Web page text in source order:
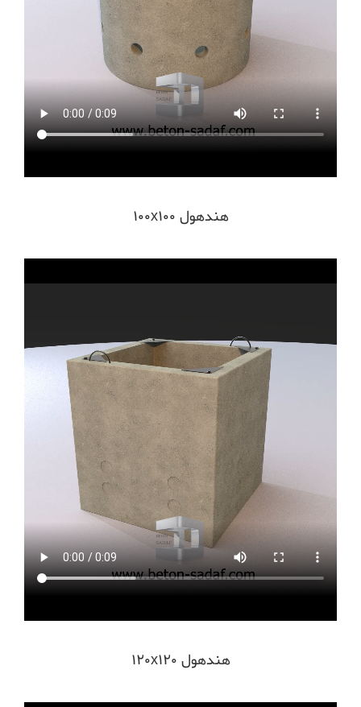
هندهول ۱۰۰x100
هندهول ۱۲۰x120